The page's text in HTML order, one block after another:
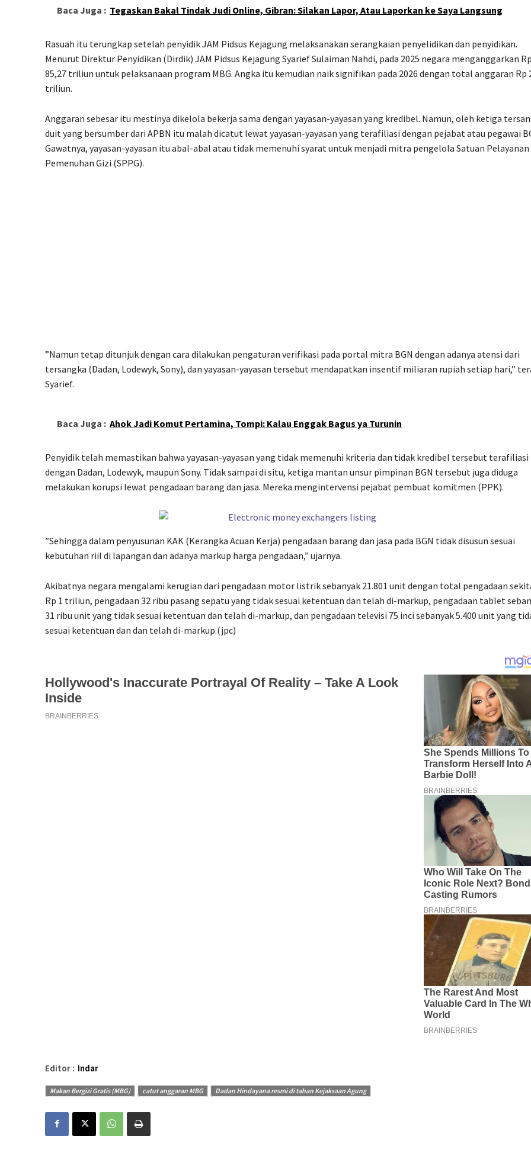
Baca Juga : Tegaskan Bakal Tindak Judi Online, Gibran: Silakan Lapor, Atau Laporkan ke Saya Langsung
Rasuah itu terungkap setelah penyidik JAM Pidsus Kejagung melaksanakan serangkaian penyelidikan dan penyidikan.
Menurut Direktur Penyidikan (Dirdik) JAM Pidsus Kejagung Syarief Sulaiman Nahdi, pada 2025 negara menganggarkan Rp
85,27 triliun untuk pelaksanaan program MBG. Angka itu kemudian naik signifikan pada 2026 dengan total anggaran Rp
triliun.
Anggaran sebesar itu mestinya dikelola bekerja sama dengan yayasan-yayasan yang kredibel. Namun, oleh ketiga
duit yang bersumber dari APBN itu malah dicatut lewat yayasan-yayasan yang terafiliasi dengan pejabat atau pegawai
Gawatnya, yayasan-yayasan itu abal-abal atau tidak memenuhi syarat untuk menjadi mitra pengelola Satuan Pelayanan
Pemenuhan Gizi (SPPG).
”Namun tetap ditunjuk dengan cara dilakukan pengaturan verifikasi pada portal mitra BGN dengan adanya atensi dari
tersangka (Dadan, Lodewyk, Sony), dan yayasan-yayasan tersebut mendapatkan insentif miliaran rupiah setiap hari,”
Syarief.
Baca Juga : Ahok Jadi Komut Pertamina, Tompi: Kalau Enggak Bagus ya Turunin
Penyidik telah memastikan bahwa yayasan-yayasan yang tidak memenuhi kriteria dan tidak kredibel tersebut terafiliasi
dengan Dadan, Lodewyk, maupun Sony. Tidak sampai di situ, ketiga mantan unsur pimpinan BGN tersebut juga diduga
melakukan korupsi lewat pengadaan barang dan jasa. Mereka mengintervensi pejabat pembuat komitmen (PPK).
”Sehingga dalam penyusunan KAK (Kerangka Acuan Kerja) pengadaan barang dan jasa pada BGN tidak disusun sesuai
kebutuhan riil di lapangan dan adanya markup harga pengadaan,” ujarnya.
Akibatnya negara mengalami kerugian dari pengadaan motor listrik sebanyak 21.801 unit dengan total pengadaan
Rp 1 triliun, pengadaan 32 ribu pasang sepatu yang tidak sesuai ketentuan dan telah di-markup, pengadaan tablet
31 ribu unit yang tidak sesuai ketentuan dan telah di-markup, dan pengadaan televisi 75 inci sebanyak 5.400 unit yang
sesuai ketentuan dan dan telah di-markup.(jpc)
Editor : Indar
Makan Bergizi Gratis (MBG) catut anggaran MBG Dadan Hindayana resmi di tahan Kejaksaan Agung